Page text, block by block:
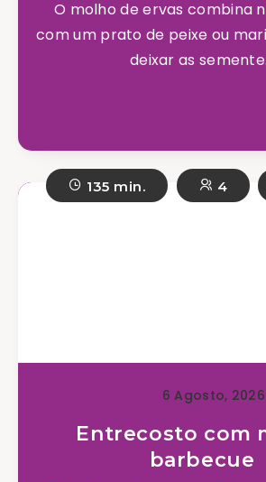
O molho de ervas combina
com um prato de peixe ou
deixar as
135 min. 4
6 Agosto, 2026
Entrecosto com
barbecue